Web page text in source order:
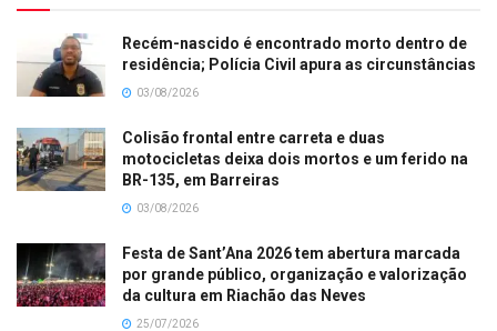
Recém-nascido é encontrado morto dentro de
residência; Polícia Civil apura as circunstâncias
03/08/2026
Colisão frontal entre carreta e duas
motocicletas deixa dois mortos e um ferido na
BR-135, em Barreiras
03/08/2026
Festa de Sant’Ana 2026 tem abertura marcada
por grande público, organização e valorização
da cultura em Riachão das Neves
25/07/2026